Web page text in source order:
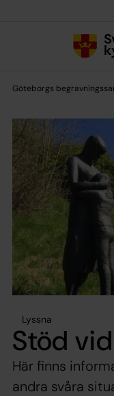
Göteborgs
Lyssna
Stöd
Här finns
andra svåra